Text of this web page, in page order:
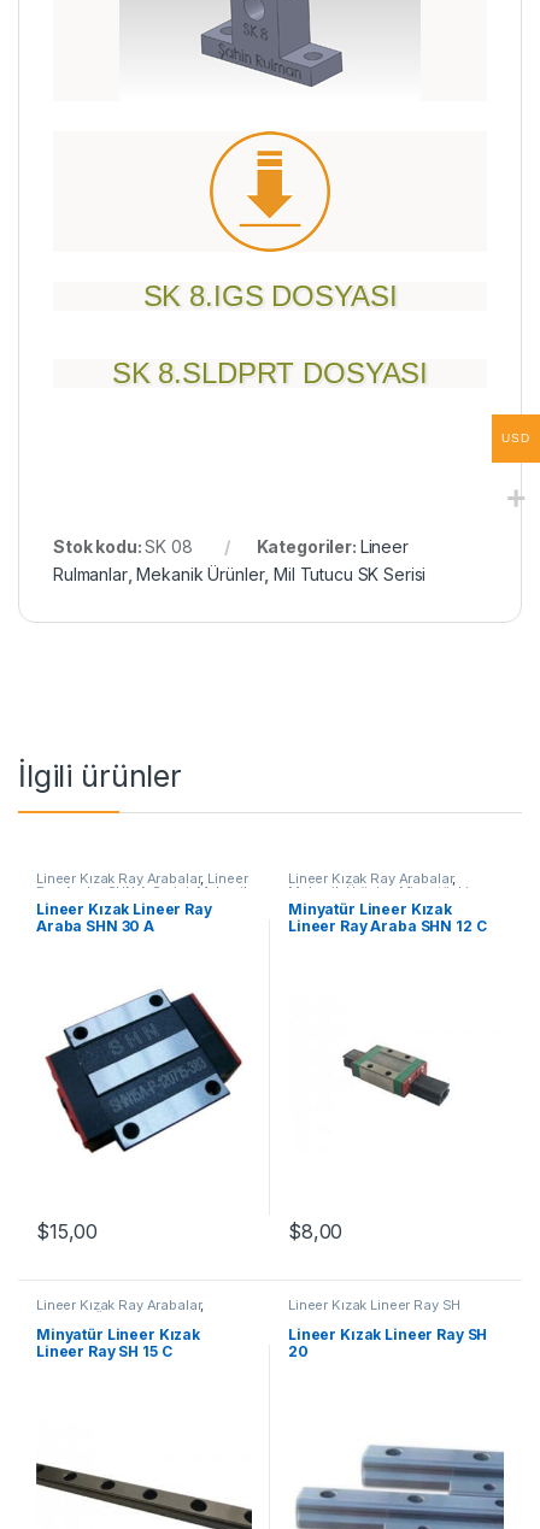
SK 8.IGS DOSYASI
SK 8.SLDPRT DOSYASI
Stok kodu:SK 08 Kategoriler: Lineer
Rulmanlar,Mekanik Ürünler,Mil Tutucu SK Serisi
İlgili ürünler
Lineer Kızak Ray Arabalar, Lineer
Ray Araba SHN A Serisi Mekanik
Ürünler, Ray ve Arabalar
Lineer Kızak Lineer Ray
Araba SHN 30 A
$15,00
Lineer Kızak Ray Arabalar,
Mekanik Ürünler Minyatür Lineer
Ray Araba SHN C Serisi
Minyatür Lineer Kızak
Lineer Ray Araba SHN 12 C
$8,00
Lineer Kızak Ray Arabalar,
Mekanik Ürünler, Minyatür Lineer
Kızak Lineer Ray SH Serisi
Minyatür Lineer Kızak
Lineer Ray SH 15 C
Lineer Kızak Lineer Ray SH
Lineer Kızak Ray Arabalar
Mekanik Ürünler
Lineer Kızak Lineer Ray SH
20
USD